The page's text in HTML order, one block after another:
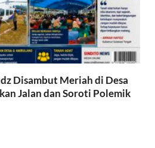
Disambut Meriah di Desa
Jalan dan Soroti Polemik